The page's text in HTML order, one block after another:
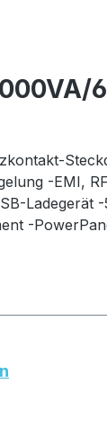
-EMI,
Ladegerät
-